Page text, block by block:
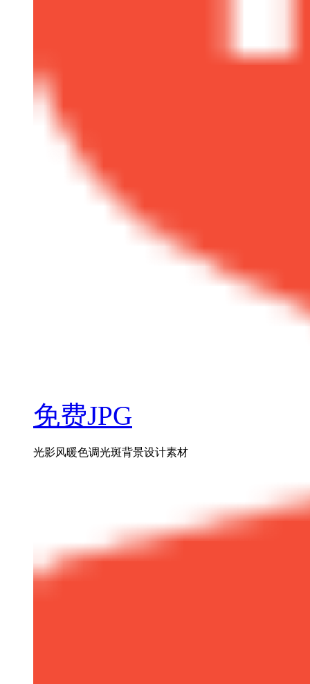
免费JPG
光影风暖色调光斑背景设计素材